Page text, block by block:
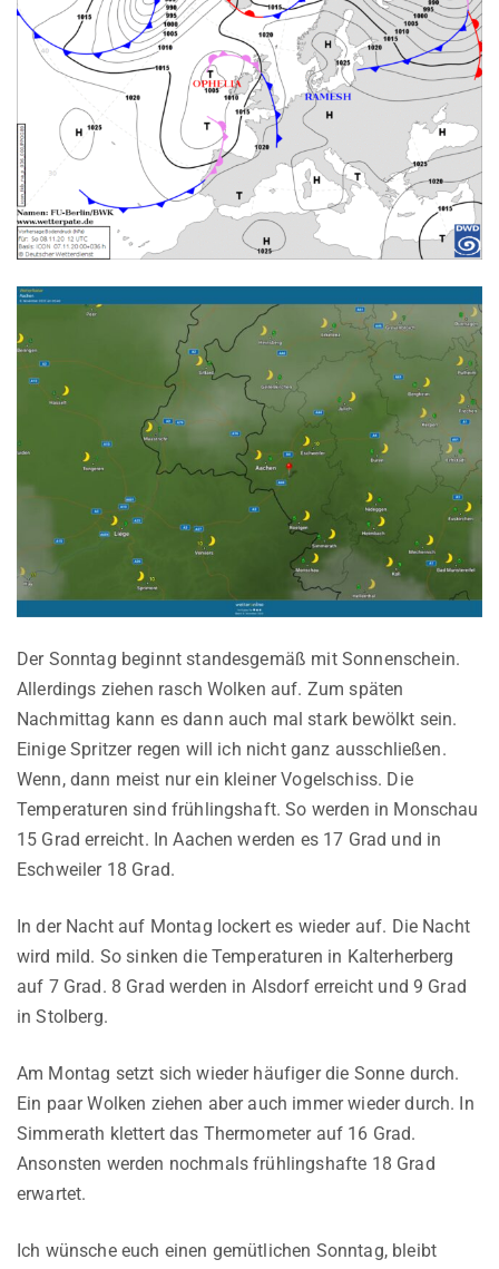
Der Sonntag beginnt standesgemäß mit Sonnenschein.
Allerdings ziehen rasch Wolken auf. Zum späten
Nachmittag kann es dann auch mal stark bewölkt sein.
Einige Spritzer regen will ich nicht ganz ausschließen.
Wenn, dann meist nur ein kleiner Vogelschiss. Die
Temperaturen sind frühlingshaft. So werden in Monschau
15 Grad erreicht. In Aachen werden es 17 Grad und in
Eschweiler 18 Grad.
In der Nacht auf Montag lockert es wieder auf. Die Nacht
wird mild. So sinken die Temperaturen in Kalterherberg
auf 7 Grad. 8 Grad werden in Alsdorf erreicht und 9 Grad
in Stolberg.
Am Montag setzt sich wieder häufiger die Sonne durch.
Ein paar Wolken ziehen aber auch immer wieder durch. In
Simmerath klettert das Thermometer auf 16 Grad.
Ansonsten werden nochmals frühlingshafte 18 Grad
erwartet.
Ich wünsche euch einen gemütlichen Sonntag, bleibt